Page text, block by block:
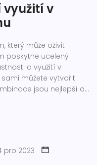
využití v
který může oživit
poskytne ucelený
a využití v
můžete vytvořit
jsou nejlepší a
jak jsem se jednou
pro 2023